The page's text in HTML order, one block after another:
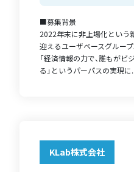
■募集背景
2022年末に非上場化という
迎えるユーザベースグループ
「経済情報の力で、誰もが
る」というパーパスの実現に
KLab株式会社